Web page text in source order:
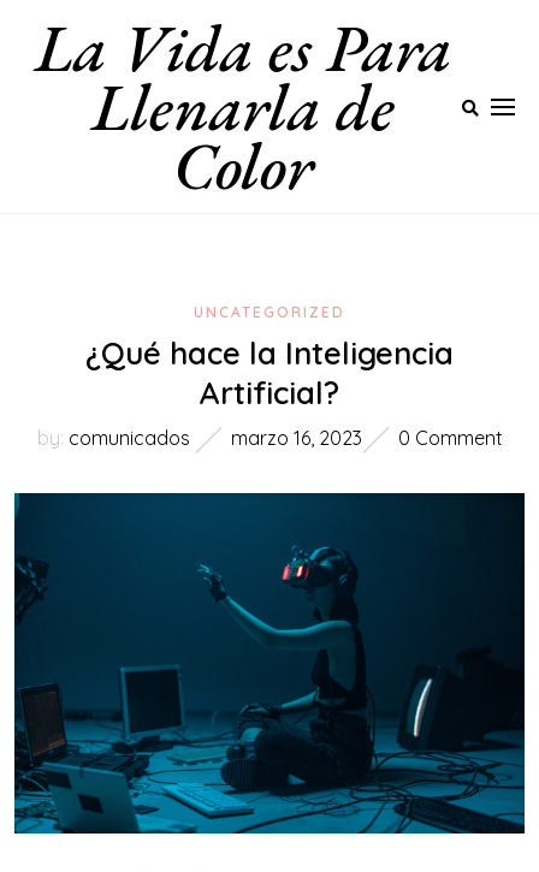
La Vida es Para
Llenarla de
Color
UNCATEGORIZED
¿Qué hace la Inteligencia
Artificial?
by: comunicados marzo 16, 2023 0 Comment